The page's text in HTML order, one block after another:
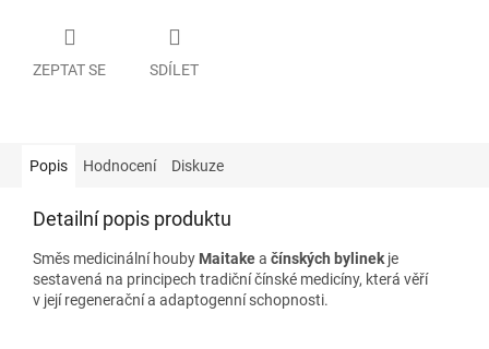
ZEPTAT SE SDÍLET
Popis Hodnocení Diskuze
Detailní popis produktu
Směs medicinální houby Maitakea čínských bylinek je
sestavená na principech tradiční čínské medicíny, která věří
v její regenerační a adaptogenní schopnosti.